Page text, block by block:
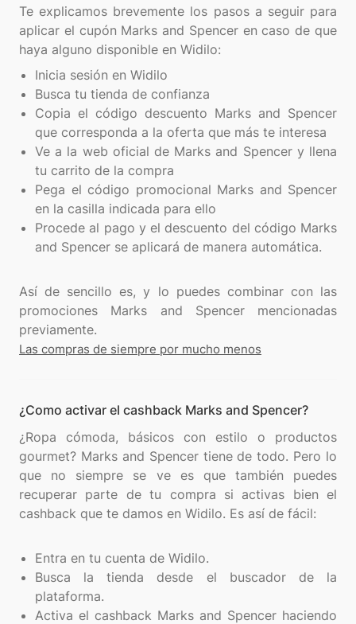
Te explicamos brevemente los pasos a seguir para
aplicar el cupón Marks and Spencer en caso de que
Inicia sesión en Widilo
Busca tu tienda de confianza
Copia el código descuento Marks and Spencer
que corresponda a la oferta que más te interesa
Ve a la web oficial de Marks and Spencer y llena
tu carrito de la compra
Pega el código promocional Marks and Spencer
en la casilla indicada para ello
Procede al pago y el descuento del código Marks
and Spencer se aplicará de manera automática.
Así de sencillo es, y lo puedes combinar con las
promociones Marks and Spencer mencionadas
Las compras de siempre por mucho menos
¿Como activar el cashback Marks and Spencer?
¿Ropa cómoda, básicos con estilo o productos
gourmet? Marks and Spencer tiene de todo. Pero lo
que no siempre se ve es que también puedes
recuperar parte de tu compra si activas bien el
cashback que te damos en Widilo. Es así de fácil:
Entra en tu cuenta de Widilo.
Busca la tienda desde el buscador de la
plataforma.
Activa el cashback Marks and Spencer haciendo